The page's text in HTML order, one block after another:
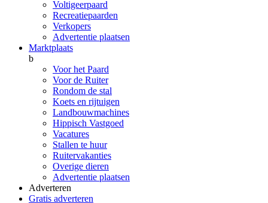
Voltigeerpaard
Recreatiepaarden
Verkopers
Advertentie plaatsen
Marktplaats
b
Voor het Paard
Voor de Ruiter
Rondom de stal
Koets en rijtuigen
Landbouwmachines
Hippisch Vastgoed
Vacatures
Stallen te huur
Ruitervakanties
Overige dieren
Advertentie plaatsen
Adverteren
Gratis adverteren